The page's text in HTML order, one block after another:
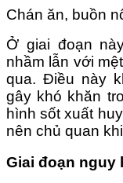
Chán ăn, buồn
Ở giai đoạn
nhầm lẫn với
qua. Điều này
gây khó khăn
hình sốt xuất
nên chủ quan
Giai đoạn nguy